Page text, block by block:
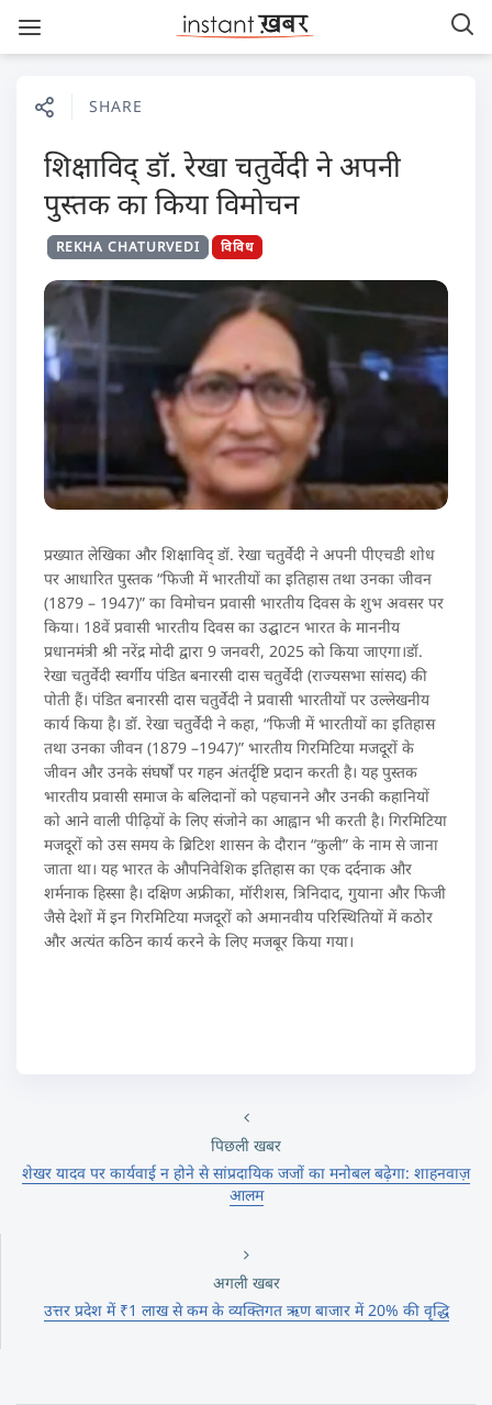
SHARE
शिक्षाविद् डॉ. रेखा चतुर्वेदी ने अपनी
पुस्तक का किया विमोचन
REKHA CHATURVEDI विविध
प्रख्यात लेखिका और शिक्षाविद् डॉ. रेखा चतुर्वेदी ने अपनी पीएचडी शोध
पर आधारित पुस्तक “फिजी में भारतीयों का इतिहास तथा उनका जीवन
(1879 – 1947)” का विमोचन प्रवासी भारतीय दिवस के शुभ अवसर पर
किया। 18वें प्रवासी भारतीय दिवस का उद्घाटन भारत के माननीय
प्रधानमंत्री श्री नरेंद्र मोदी द्वारा 9 जनवरी, 2025 को किया जाएगा।डॉ.
रेखा चतुर्वेदी स्वर्गीय पंडित बनारसी दास चतुर्वेदी (राज्यसभा सांसद) की
पोती हैं। पंडित बनारसी दास चतुर्वेदी ने प्रवासी भारतीयों पर उल्लेखनीय
कार्य किया है। डॉ. रेखा चतुर्वेदी ने कहा, “फिजी में भारतीयों का इतिहास
तथा उनका जीवन (1879 –1947)” भारतीय गिरमिटिया मजदूरों के
जीवन और उनके संघर्षों पर गहन अंतर्दृष्टि प्रदान करती है। यह पुस्तक
भारतीय प्रवासी समाज के बलिदानों को पहचानने और उनकी कहानियों
को आने वाली पीढ़ियों के लिए संजोने का आह्वान भी करती है। गिरमिटिया
मजदूरों को उस समय के ब्रिटिश शासन के दौरान “कुली” के नाम से जाना
जाता था। यह भारत के औपनिवेशिक इतिहास का एक दर्दनाक और
शर्मनाक हिस्सा है। दक्षिण अफ्रीका, मॉरीशस, त्रिनिदाद, गुयाना और फिजी
जैसे देशों में इन गिरमिटिया मजदूरों को अमानवीय परिस्थितियों में कठोर
और अत्यंत कठिन कार्य करने के लिए मजबूर किया गया।
पिछली खबर
शेखर यादव पर कार्यवाई न होने से सांप्रदायिक जजों का मनोबल बढ़ेगा: शाहनवाज़
आलम
अगली खबर
उत्तर प्रदेश में ₹1 लाख से कम के व्यक्तिगत ऋण बाजार में 20% की वृद्धि